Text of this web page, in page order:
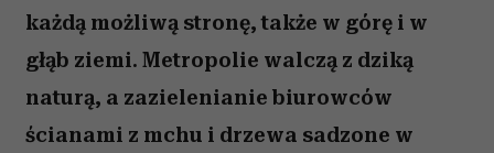
każdą możliwą stronę, także w górę i w
głąb ziemi. Metropolie walczą z dziką
naturą, a zazielenianie biurowców
ścianami z mchu i drzewa sadzone w